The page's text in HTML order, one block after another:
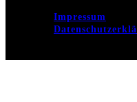
Impressum